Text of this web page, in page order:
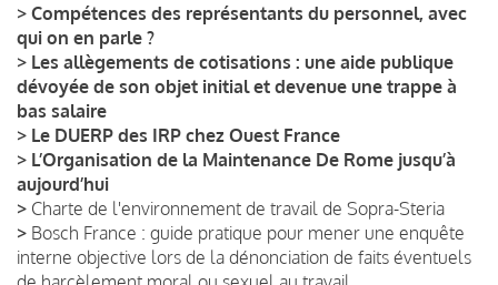
> Compétences des représentants du personnel, avec
qui on en parle ?
> Les allègements de cotisations : une aide publique
dévoyée de son objet initial et devenue une trappe à
bas salaire
> Le DUERP des IRP chez Ouest France
> L’Organisation de la Maintenance De Rome jusqu’à
aujourd’hui
> Charte de l'environnement de travail de Sopra-Steria
> Bosch France : guide pratique pour mener une enquête
interne objective lors de la dénonciation de faits éventuels